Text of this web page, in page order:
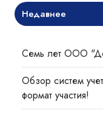
Недавнее
Семь лет ООО
Обзор систем
формат участия!